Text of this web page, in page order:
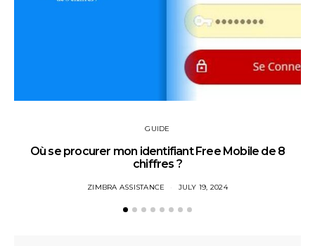
GUIDE
Où se procurer mon identifiant Free Mobile de 8
chiffres ?
ZIMBRA ASSISTANCE JULY 19, 2024